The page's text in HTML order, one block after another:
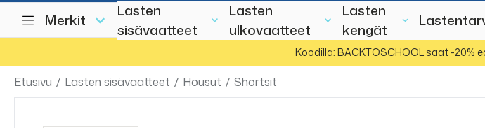
Merkit
Lasten
sisävaatteet
Lasten
ulkovaatteet
Lasten
kengät
Koodilla: BACKTOSCHOOL saat -20%
Etusivu / Lasten sisävaatteet / Housut / Shortsit